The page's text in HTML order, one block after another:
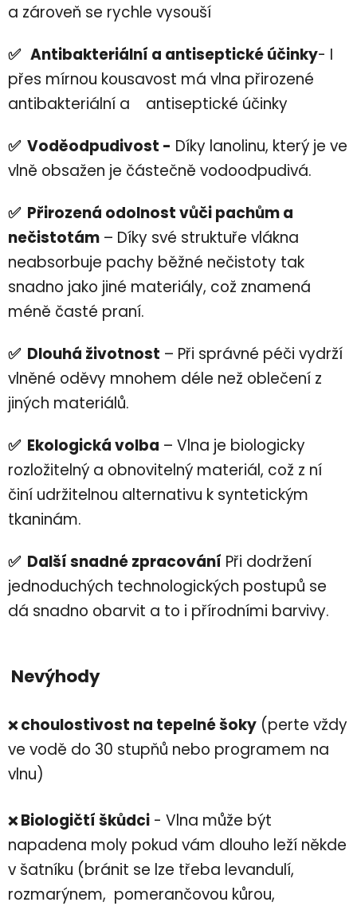
a zároveň se rychle vysouší
✅ Antibakteriální a antiseptické účinky- I
přes mírnou kousavost má vlna přirozené
antibakteriální a antiseptické účinky
✅ Voděodpudivost - Díky lanolinu, který je ve
vlně obsažen je částečně vodoodpudivá.
✅ Přirozená odolnost vůči pachům a
nečistotám – Díky své struktuře vlákna
neabsorbuje pachy běžné nečistoty tak
snadno jako jiné materiály, což znamená
méně časté praní.
✅ Dlouhá životnost – Při správné péči vydrží
vlněné oděvy mnohem déle než oblečení z
jiných materiálů.
✅ Ekologická volba – Vlna je biologicky
rozložitelný a obnovitelný materiál, což z ní
činí udržitelnou alternativu k syntetickým
tkaninám.
✅ Další snadné zpracování Při dodržení
jednoduchých technologických postupů se
dá snadno obarvit a to i přírodními barvivy.
Nevýhody
❌choulostivost na tepelné šoky (perte vždy
ve vodě do 30 stupňů nebo programem na
vlnu)
❌Biologičtí škůdci - Vlna může být
napadena moly pokud vám dlouho leží někde
v šatníku (bránit se lze třeba levandulí,
rozmarýnem, pomerančovou kůrou,